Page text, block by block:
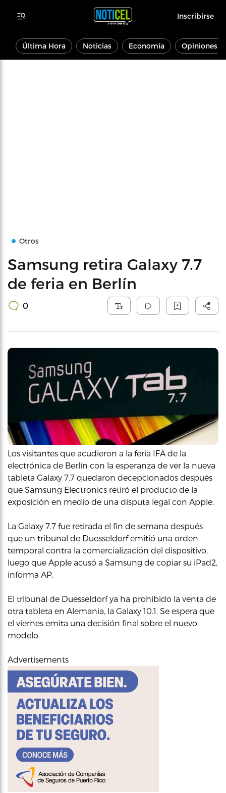
Inscribirse
Última Hora Noticias Economía Opiniones
Otros
Samsung retira Galaxy 7.7
de feria en Berlín
0
Los visitantes que acudieron a la feria IFA de la
electrónica de Berlín con la esperanza de ver la nueva
tableta Galaxy 7.7 quedaron decepcionados después
que Samsung Electronics retiró el producto de la
exposición en medio de una disputa legal con Apple.
La Galaxy 7.7 fue retirada el fin de semana después
que un tribunal de Duesseldorf emitió una orden
temporal contra la comercialización del dispositivo,
luego que Apple acusó a Samsung de copiar su iPad2,
informa AP.
El tribunal de Duesseldorf ya ha prohibido la venta de
otra tableta en Alemania, la Galaxy 10.1. Se espera que
el viernes emita una decisión final sobre el nuevo
modelo.
Advertisements